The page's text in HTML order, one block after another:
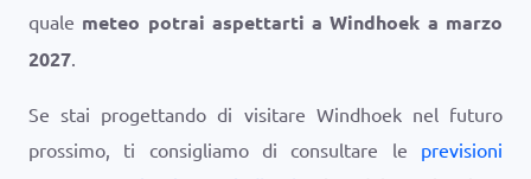
quale meteo potrai aspettarti a Windhoek a marzo
2027.
Se stai progettando di visitare Windhoek nel futuro
prossimo, ti consigliamo di consultare le previsioni